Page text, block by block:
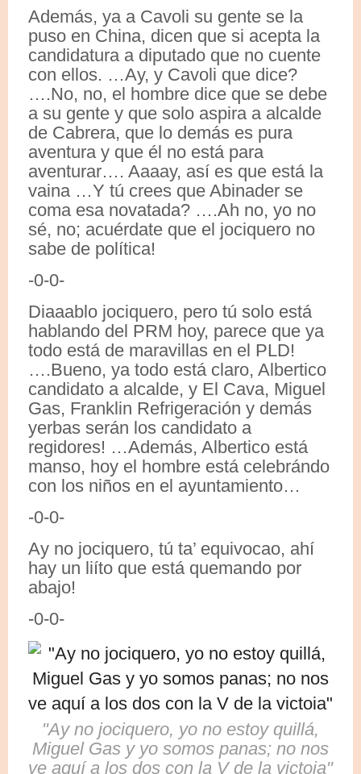
Además, ya a Cavoli su gente se la
puso en China, dicen que si acepta la
candidatura a diputado que no cuente
con ellos. …Ay, y Cavoli que dice?
….No, no, el hombre dice que se debe
a su gente y que solo aspira a alcalde
de Cabrera, que lo demás es pura
aventura y que él no está para
aventurar…. Aaaay, así es que está la
vaina …Y tú crees que Abinader se
coma esa novatada? ….Ah no, yo no
sé, no; acuérdate que el jociquero no
sabe de política!
-0-0-
Diaaablo jociquero, pero tú solo está
hablando del PRM hoy, parece que ya
todo está de maravillas en el PLD!
….Bueno, ya todo está claro, Albertico
candidato a alcalde, y El Cava, Miguel
Gas, Franklin Refrigeración y demás
yerbas serán los candidato a
regidores! …Además, Albertico está
manso, hoy el hombre está celebrándo
con los niños en el ayuntamiento…
-0-0-
Ay no jociquero, tú ta’ equivocao, ahí
hay un liíto que está quemando por
abajo!
-0-0-
"Ay no jociquero, yo no estoy quillá,
Miguel Gas y yo somos panas; no nos
ve aquí a los dos con la V de la victoia"